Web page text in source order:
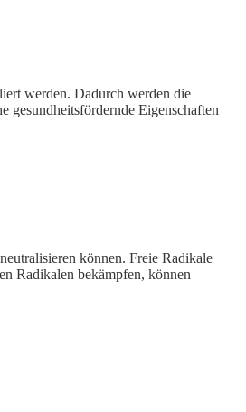
werden. Dadurch werden die
gesundheitsfördernde Eigenschaften
können. Freie Radikale
Radikalen bekämpfen, können